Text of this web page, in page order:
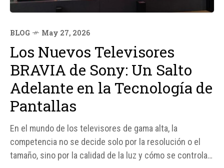
BLOG May 27, 2026
Los Nuevos Televisores
BRAVIA de Sony: Un Salto
Adelante en la Tecnología de
Pantallas
En el mundo de los televisores de gama alta, la
competencia no se decide solo por la resolución o el
tamaño, sino por la calidad de la luz y cómo se controla.